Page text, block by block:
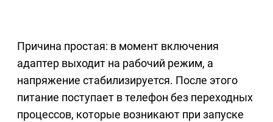
Причина простая: в момент включения
адаптер выходит на рабочий режим, а
напряжение стабилизируется. После этого
питание поступает в телефон без переходных
процессов, которые возникают при запуске